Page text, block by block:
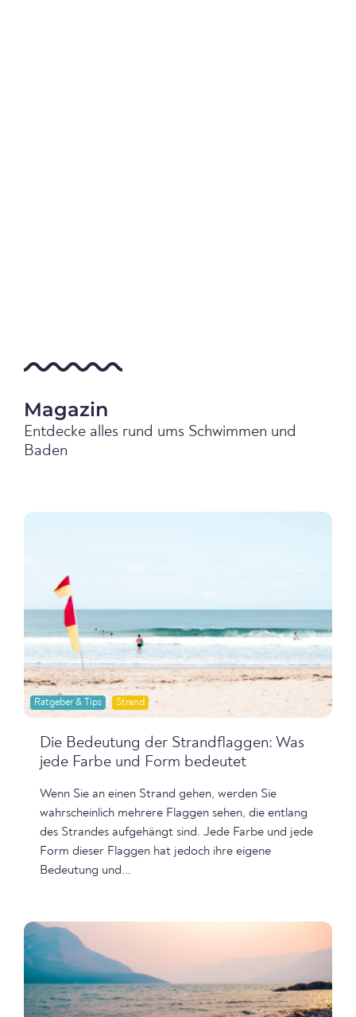
Magazin
Entdecke alles rund ums Schwimmen und
Baden
Ratgeber & Tips Strand
Die Bedeutung der Strandflaggen: Was
jede Farbe und Form bedeutet
Wenn Sie an einen Strand gehen, werden Sie
wahrscheinlich mehrere Flaggen sehen, die entlang
des Strandes aufgehängt sind. Jede Farbe und jede
Form dieser Flaggen hat jedoch ihre eigene
Bedeutung und...